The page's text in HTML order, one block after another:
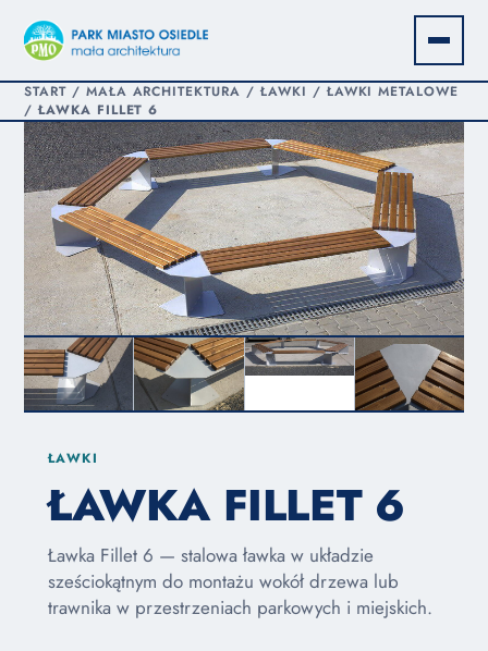
START/ MAŁA ARCHITEKTURA / ŁAWKI / ŁAWKI METALOWE
/ŁAWKA FILLET 6
ŁAWKI
ŁAWKA FILLET 6
Ławka Fillet 6 — stalowa ławka w układzie
sześciokątnym do montażu wokół drzewa lub
trawnika w przestrzeniach parkowych i miejskich.